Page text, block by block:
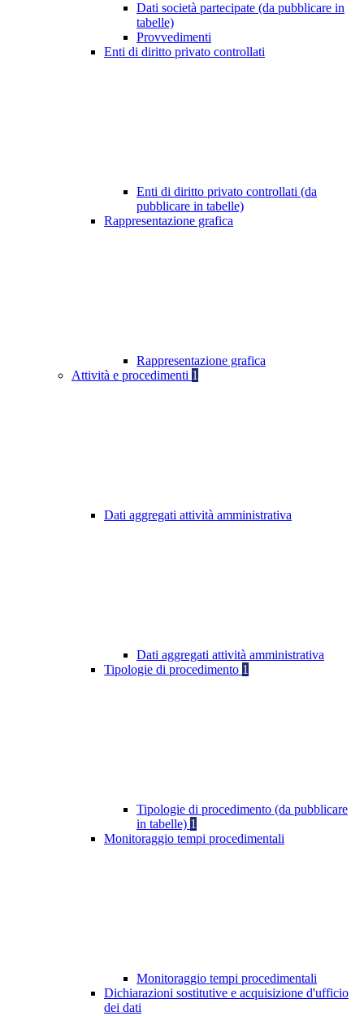
Dati società partecipate (da pubblicare in
tabelle)
Provvedimenti
Enti di diritto privato controllati
Enti di diritto privato controllati (da
pubblicare in tabelle)
Rappresentazione grafica
Rappresentazione grafica
Attività e procedimenti 1
Dati aggregati attività amministrativa
Dati aggregati attività amministrativa
Tipologie di procedimento 1
Tipologie di procedimento (da pubblicare
in tabelle) 1
Monitoraggio tempi procedimentali
Monitoraggio tempi procedimentali
Dichiarazioni sostitutive e acquisizione d'ufficio
dei dati